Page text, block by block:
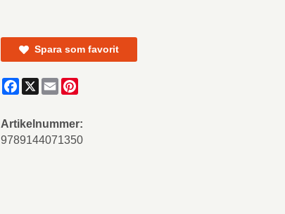
Spara som favorit
Facebook
X Email
Artikelnummer:
9789144071350